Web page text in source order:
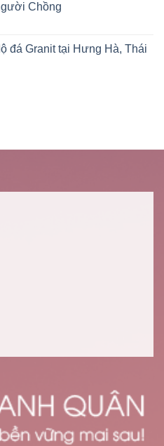
Chồng
đá Granit tại Hưng Hà, Thái